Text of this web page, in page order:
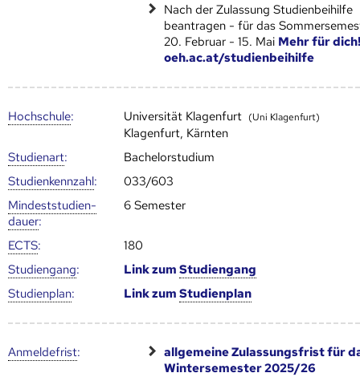
Nach der Zulassung Studienbeihilfe
beantragen - für das
20. Februar - 15. Mai Mehr für
oeh.ac.at/studienbeihilfe
Hoch­schule: Universität Klagenfurt (Uni Klagenfurt)
Klagenfurt, Kärnten
Studienart:
Bachelorstudium
Studien­kenn­zahl:
033/603
Mindest­studien­
dauer:
6 Semester
ECTS:
180
Studien­gang: Link zumStudien­gang
Studien­plan: Link zumStudien­plan
Anmelde­frist:
allgemeine Zulassungsfrist für
Wintersemester 2025/26